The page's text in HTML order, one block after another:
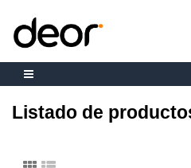
Listado de